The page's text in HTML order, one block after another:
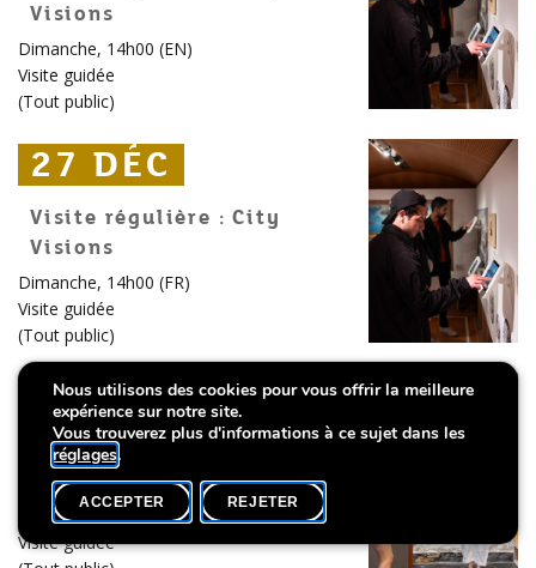
Visions
Dimanche, 14h00 (EN)
Visite guidée
(Tout public)
27 DÉC
27 DÉC
27 DÉC
Visite régulière : City
Visions
Dimanche, 14h00 (FR)
Visite guidée
(Tout public)
27 DÉC
27 DÉC
27 DÉC
Découvrez la
Muerbelsmillen
Dimanche, 14h15 (FR)
Visite guidée
Nous utilisons des cookies pour vous offrir la meilleure
expérience sur notre site.
Vous trouverez plus d'informations à ce sujet dans les
réglages.
ACCEPTER REJETER